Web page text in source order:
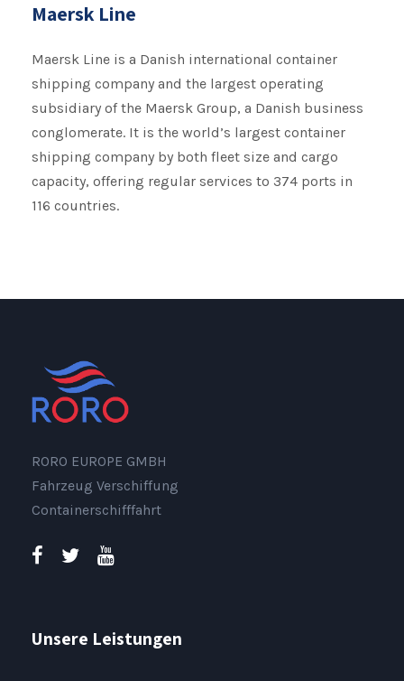
Maersk Line
Maersk Line is a Danish international container
shipping company and the largest operating
subsidiary of the Maersk Group, a Danish business
conglomerate. It is the world’s largest container
shipping company by both fleet size and cargo
capacity, offering regular services to 374 ports in
116 countries.
RORO EUROPE GMBH
Fahrzeug Verschiffung
Containerschifffahrt
Unsere Leistungen